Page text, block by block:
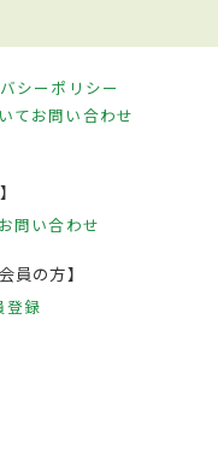
シーポリシー
てお問い合わせ
お問い合わせ
員の方】
登録